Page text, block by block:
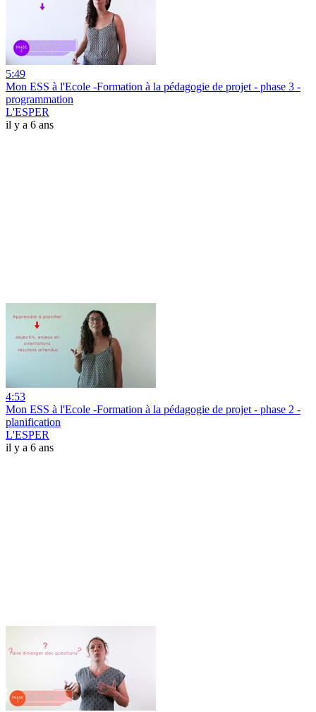
5:49
Mon ESS à l'Ecole -Formation à la pédagogie de projet - phase 3 -
programmation
L'ESPER
il y a 6 ans
4:53
Mon ESS à l'Ecole -Formation à la pédagogie de projet - phase 2 -
planification
L'ESPER
il y a 6 ans